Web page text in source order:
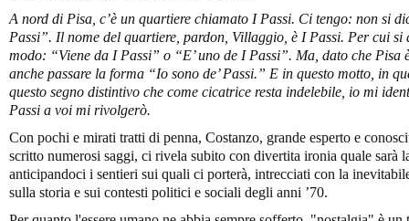
A nord di Pisa, c’è un quartiere chiamato I Passi. Ci tengo: non si
Passi”. Il nome del quartiere, pardon, Villaggio, è I Passi. Per cui
modo: “Viene da I Passi” o “E’ uno de I Passi”. Ma, dato che
anche passare la forma “Io sono de’ Passi.” E in questo motto, in
questo segno distintivo che come cicatrice resta indelebile, io mi
Passi a voi mi rivolgerò.
Con pochi e mirati tratti di penna, Costanzo, grande esperto e
scritto numerosi saggi, ci rivela subito con divertita ironia quale sarà
anticipandoci i sentieri sui quali ci porterà, intrecciati con la
sulla storia e sui contesti politici e sociali degli anni ’70.